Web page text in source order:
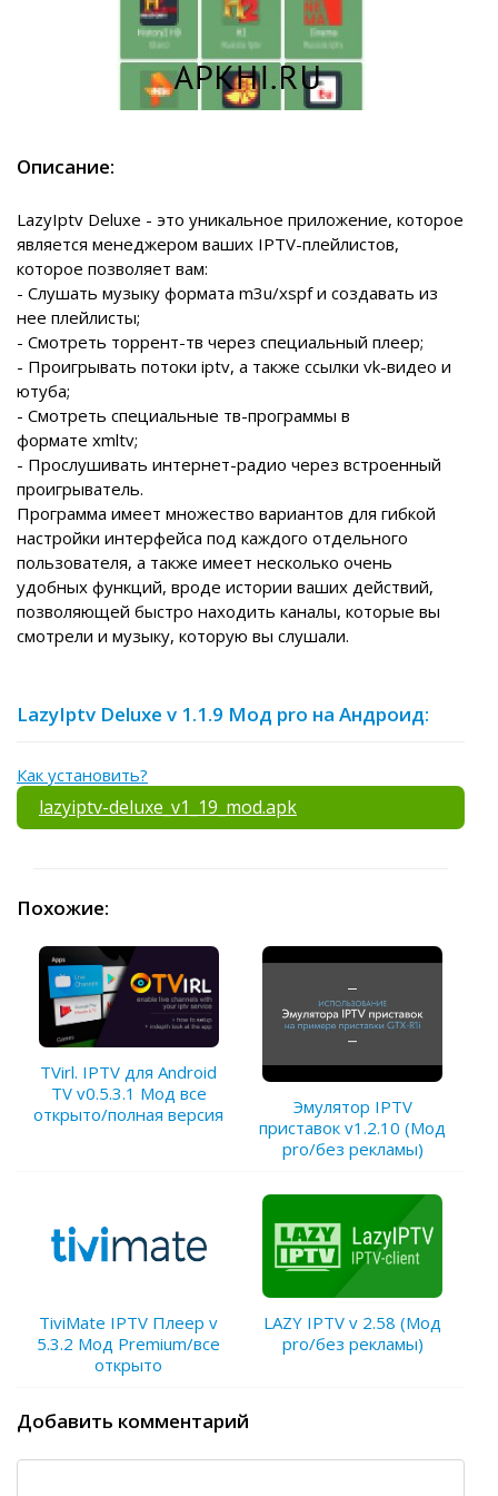
Описание:
LazyIptv Deluxe - это уникальное приложение, которое
является менеджером ваших IPTV-плейлистов,
которое позволяет вам:
- Слушать музыку формата m3u/xspf и создавать из
нее плейлисты;
- Смотреть торрент-тв через специальный плеер;
- Проигрывать потоки iptv, а также ссылки vk-видео и
ютуба;
- Смотреть специальные тв-программы в
формате xmltv;
- Прослушивать интернет-радио через встроенный
проигрыватель.
Программа имеет множество вариантов для гибкой
настройки интерфейса под каждого отдельного
пользователя, а также имеет несколько очень
удобных функций, вроде истории ваших действий,
позволяющей быстро находить каналы, которые вы
смотрели и музыку, которую вы слушали.
LazyIptv Deluxe v 1.1.9 Мод pro на Андроид:
Как установить?
lazyiptv-deluxe_v1_19_mod.apk
Похожие:
TVirl. IPTV для Android
TV v0.5.3.1 Мод все
открыто/полная версия
Эмулятор IPTV
приставок v1.2.10 (Мод
pro/без рекламы)
TiviMate IPTV Плеер v
5.3.2 Мод Premium/все
открыто
LAZY IPTV v 2.58 (Мод
pro/без рекламы)
Добавить комментарий